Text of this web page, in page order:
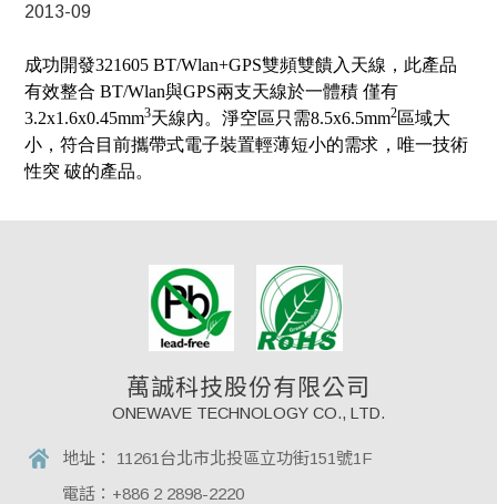
2013-09
成功開發321605 BT/Wlan+GPS雙頻雙饋入天線，此產品
有效整合 BT/Wlan與GPS兩支天線於一體積 僅有
3.2x1.6x0.45mm3天線內。淨空區只需8.5x6.5mm2區域大
小，符合目前攜帶式電子裝置輕薄短小的需求，唯一技術
性突 破的產品。
萬誠科技股份有限公司
ONEWAVE TECHNOLOGY CO., LTD.
地址： 11261台北市北投區立功街151號1F
電話： +886 2 2898-2220